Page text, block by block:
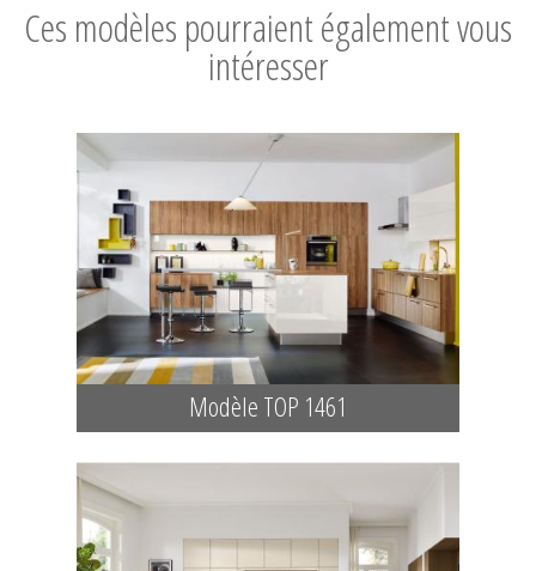
Ces modèles pourraient également vous
intéresser
Modèle TOP 1461